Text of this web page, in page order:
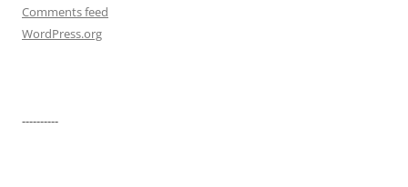
Comments feed
WordPress.org
----------